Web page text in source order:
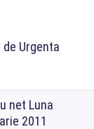
Urgenta
net Luna
2011